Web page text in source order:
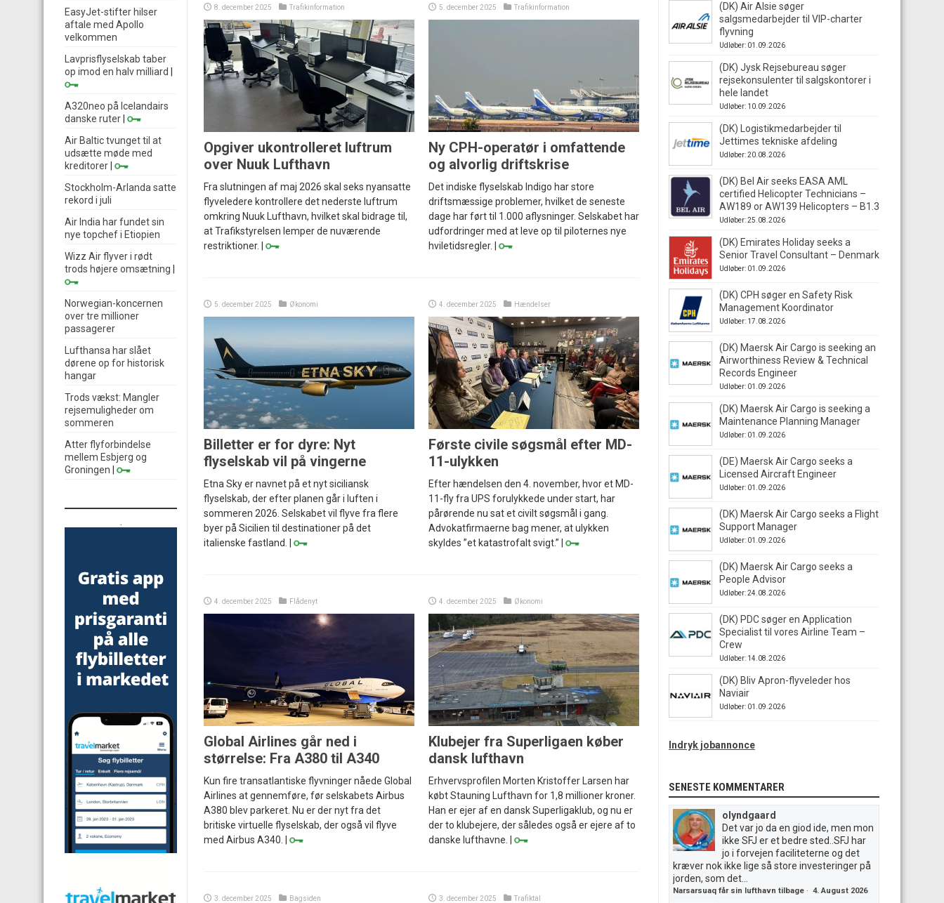
8. december 2025 Trafikinformation
Opgiver ukontrolleret luftrum
over Nuuk Lufthavn
Fra slutningen af maj 2026 skal seks nyansatte
flyveledere kontrollere det nederste luftrum
omkring Nuuk Lufthavn, hvilket skal bidrage til,
at Trafikstyrelsen lemper de nuværende
restriktioner. |
5. december 2025 Trafikinformation
Ny CPH-operatør i omfattende
og alvorlig driftskrise
Det indiske flyselskab Indigo har store
driftsmæssige problemer, hvilket de seneste
dage har ført til 1.000 aflysninger. Selskabet har
udfordringer med at leve op til piloternes nye
hviletidsregler. |
5. december 2025 Økonomi
Billetter er for dyre: Nyt
flyselskab vil på vingerne
Etna Sky er navnet på et nyt siciliansk
flyselskab, der efter planen går i luften i
sommeren 2026. Selskabet vil flyve fra flere
byer på Sicilien til destinationer på det
italienske fastland. |
4. december 2025 Hændelser
Første civile søgsmål efter MD-
11-ulykken
Efter hændelsen den 4. november, hvor et MD-
11-fly fra UPS forulykkede under start, har
pårørende nu sat et civilt søgsmål i gang.
Advokatfirmaerne bag mener, at ulykken
skyldes ”et katastrofalt svigt.” |
4. december 2025 Flådenyt
Global Airlines går ned i
størrelse: Fra A380 til A340
Kun fire transatlantiske flyvninger nåede Global
Airlines at gennemføre, før selskabets Airbus
A380 blev parkeret. Nu er der nyt fra det
britiske virtuelle flyselskab, der også vil flyve
med Airbus A340. |
4. december 2025 Økonomi
Klubejer fra Superligaen køber
dansk lufthavn
Erhvervsprofilen Morten Kristoffer Larsen har
købt Stauning Lufthavn for 1,8 millioner kroner.
Han er ejer af en dansk Superligaklub, og nu er
der to klubejere, der således også er ejere af to
danske lufthavne. |
3. december 2025 Bagsiden 3. december 2025 Trafiktal
EasyJet-stifter hilser
aftale med Apollo
velkommen
Lavprisflyselskab taber
op imod en halv milliard
A320neo på Icelandairs
danske ruter
Air Baltic tvunget til at
udsætte møde med
kreditorer
Stockholm-Arlanda satte
rekord i juli
Air India har fundet sin
nye topchef i Etiopien
Wizz Air flyver i rødt
trods højere omsætning
Norwegian-koncernen
over tre millioner
passagerer
Lufthansa har slået
dørene op for historisk
hangar
Trods vækst: Mangler
rejsemuligheder om
sommeren
Atter flyforbindelse
mellem Esbjerg og
Groningen
(DK) Air Alsie søger
salgsmedarbejder til VIP-charter
flyvning
Udløber: 01.09.2026
(DK) Jysk Rejsebureau søger
rejsekonsulenter til salgskontorer i
hele landet
Udløber: 10.09.2026
(DK) Logistikmedarbejder til
Jettimes tekniske afdeling
Udløber: 20.08.2026
(DK) Bel Air seeks EASA AML
certified Helicopter Technicians –
AW189 or AW139 Helicopters – B1.3
Udløber: 25.08.2026
(DK) Emirates Holiday seeks a
Senior Travel Consultant – Denmark
Udløber: 01.09.2026
(DK) CPH søger en Safety Risk
Management Koordinator
Udløber: 17.08.2026
(DK) Maersk Air Cargo is seeking an
Airworthiness Review & Technical
Records Engineer
Udløber: 01.09.2026
(DK) Maersk Air Cargo is seeking a
Maintenance Planning Manager
Udløber: 01.09.2026
(DE) Maersk Air Cargo seeks a
Licensed Aircraft Engineer
Udløber: 01.09.2026
(DK) Maersk Air Cargo seeks a Flight
Support Manager
Udløber: 01.09.2026
(DK) Maersk Air Cargo seeks a
People Advisor
Udløber: 24.08.2026
(DK) PDC søger en Application
Specialist til vores Airline Team –
Crew
Udløber: 14.08.2026
(DK) Bliv Apron-flyveleder hos
Naviair
Udløber: 01.09.2026
Indryk jobannonce
SENESTE KOMMENTARER
olyndgaard
Det var jo da en giod ide, men mon
ikke SFJ er et bedre sted..SFJ har
jo i forvejen faciliteterne og det
kræver nok ikke lige så store investeringer på
jorden, som det...
Narsarsuaq får sin lufthavn tilbage · 4. August 2026